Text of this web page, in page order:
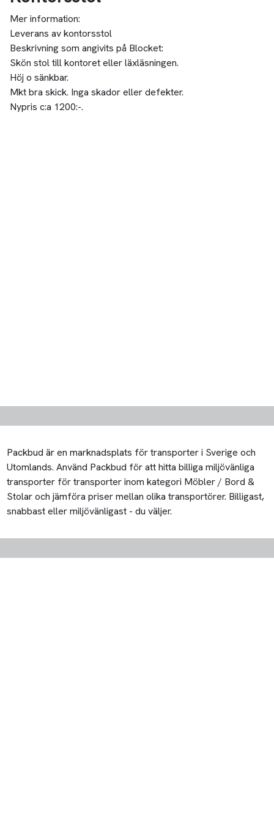
Mer information:
Leverans av kontorsstol
Beskrivning som angivits på Blocket:
Skön stol till kontoret eller läxläsningen.
Höj o sänkbar.
Mkt bra skick. Inga skador eller defekter.
Nypris c:a 1200:-.
Packbud är en marknadsplats för transporter i Sverige och
Utomlands. Använd Packbud för att hitta billiga miljövänliga
transporter för transporter inom kategori Möbler / Bord &
Stolar och jämföra priser mellan olika transportörer. Billigast,
snabbast eller miljövänligast - du väljer.